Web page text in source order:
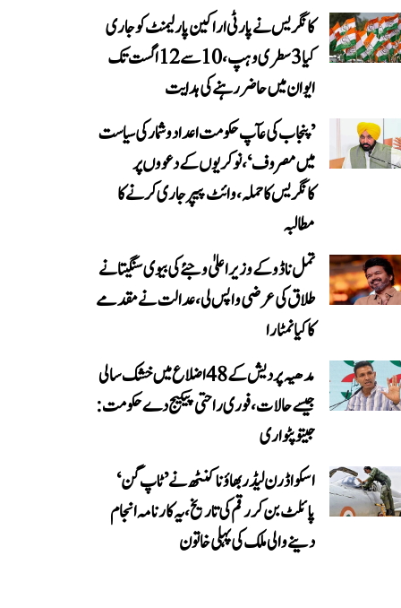
کانگریس نے پارٹی اراکین پارلیمنٹ کو جاری
کیا 3 سطری وہپ، 10 سے 12 اگست تک
ایوان میں حاضر رہنے کی ہدایت
’پنجاب کی عآپ حکومت اعداد و شمار کی سیاست
میں مصروف‘، نوکریوں کے دعووں پر
کانگریس کا حملہ، وائٹ پیپر جاری کرنے کا
مطالبہ
تمل ناڈو کے وزیر اعلیٰ وجئے کی بیوی سنگیتا نے
طلاق کی عرضی واپس لی، عدالت نے مقدمے
کا کیا نمٹارا
مدھیہ پردیش کے 48 اضلاع میں خشک سالی
جیسے حالات، فوری راحتی پیکیج دے حکومت:
جیتو پٹواری
اسکواڈرن لیڈر بھاؤنا کنٹھ نے ’ٹاپ گن‘
پائلٹ بن کر رقم کی تاریخ، یہ کارنامہ انجام
دینے والی ملک کی پہلی خاتون